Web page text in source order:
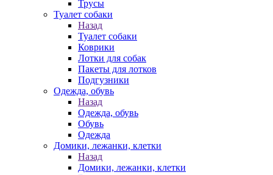
Трусы
Туалет собаки
Назад
Туалет собаки
Коврики
Лотки для собак
Пакеты для лотков
Подгузники
Одежда, обувь
Назад
Одежда, обувь
Обувь
Одежда
Домики, лежанки, клетки
Назад
Домики, лежанки, клетки